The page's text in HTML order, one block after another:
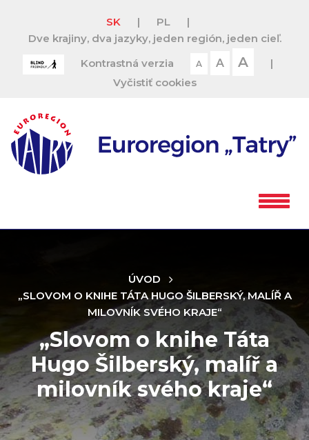
SK | PL
|
Dve krajiny, dva jazyky, jeden región, jeden cieľ.
Kontrastná verzia
A A A
|
Vyčistiť cookies
ÚVOD
„SLOVOM O KNIHE TÁTA HUGO ŠILBERSKÝ, MALÍŘ A
MILOVNÍK SVÉHO KRAJE“
„Slovom o knihe Táta
Hugo Šilberský, malíř a
milovník svého kraje“